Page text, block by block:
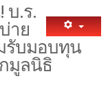
บ.ร.
าย
รับมอบทุน
มูลนิธิ